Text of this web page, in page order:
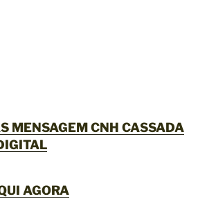
MENSAGEM CNH CASSADA
AGORA